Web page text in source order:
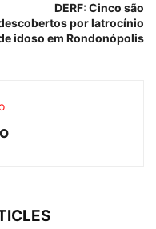
DERF: Cinco são
por latrocínio
idoso em Rondonópolis